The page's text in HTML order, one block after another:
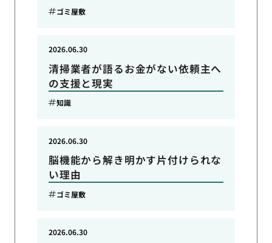
ゴミ屋敷
清掃業者が語るお金がない依頼主へ
の支援と現実
2026.06.30
知識
脳機能から解き明かす片付けられな
い理由
2026.06.30
ゴミ屋敷
2026.06.30